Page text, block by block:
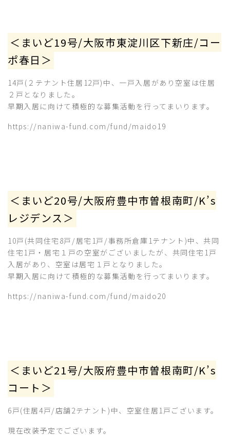
＜まいど19号/大阪市東淀川区下新庄/コー
ポ春日＞
14戸(２テナント住居12戸)中、一戸入居があり空室は住居
２戸となりました。
早期入居に向けて積極的な募集活動を行ってまいります。
https://naniwa-fund.com/fund/maido19
＜まいど20号/大阪府豊中市曽根南町/K’s
レジデンス＞
10戸(共同住宅8戸/居宅1戸/事務所倉庫1テナント)中、共同
住宅1戸・居宅１戸の空室がございましたが、共同住宅1戸
入居があり、空室は居宅１戸となりました。
早期入居に向けて積極的な募集活動を行ってまいります。
https://naniwa-fund.com/fund/maido20
＜まいど21号/大阪府豊中市曽根南町/K’s
コート＞
6戸(住居4戸/店舗2テナント)中、空室住居1戸ございます。
現在改装予定でございます。